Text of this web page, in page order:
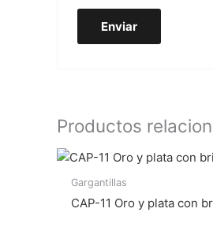
Productos
Gargantillas
CAP-11 Oro y plata con